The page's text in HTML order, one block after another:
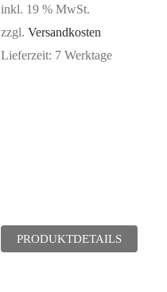
inkl. 19 % MwSt.
zzgl. Versandkosten
Lieferzeit: 7 Werktage
PRODUKTDETAILS